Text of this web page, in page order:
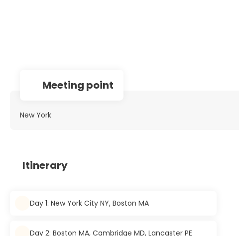
Meeting point
New York
Itinerary
Day 1: New York City NY, Boston MA
Day 2: Boston MA, Cambridge MD, Lancaster PE